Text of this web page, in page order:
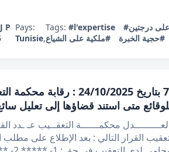
J P Pays:
Tunisie,
Tags:#l'expertise
درجتين
#حجية الخبرة #ملكية على الشياع
قرار تعقيبي عدد 76452 بتاريخ 24/
متى استند قضاؤها إلى تعليل